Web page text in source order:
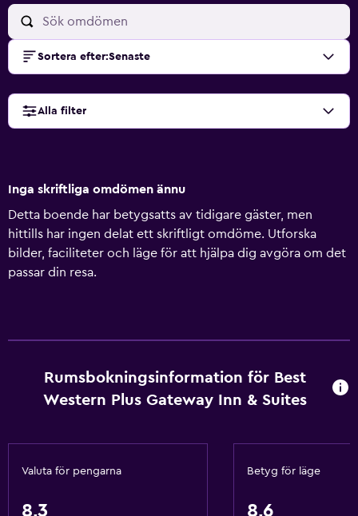
Sortera efter:Senaste
Alla filter
Inga skriftliga omdömen ännu
Detta boende har betygsatts av tidigare gäster, men
hittills har ingen delat ett skriftligt omdöme. Utforska
bilder, faciliteter och läge för att hjälpa dig avgöra om det
passar din resa.
Rumsbokningsinformation för Best
Western Plus Gateway Inn & Suites
Valuta för pengarna
8,3
Betyg för läge
8,6